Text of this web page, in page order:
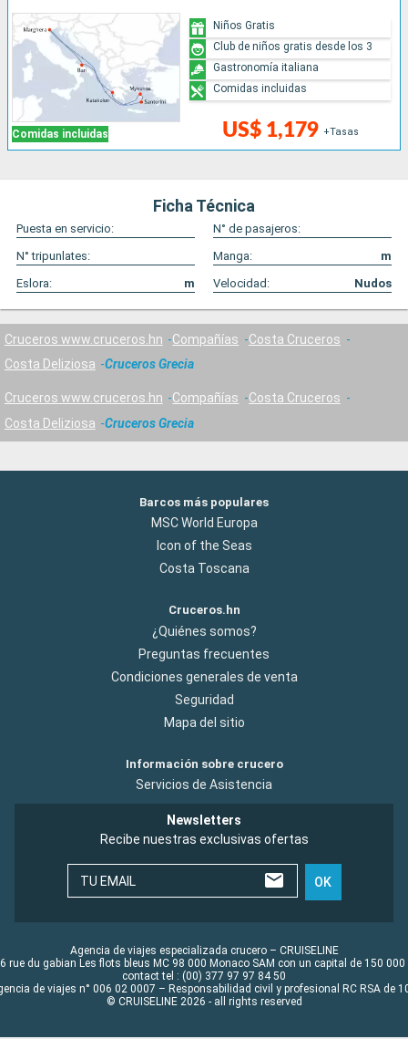
Comidas incluidas US$ 1,179 +Tasas
Niños Gratis
Club de niños gratis desde los 3
Gastronomía italiana
Comidas incluidas
Ficha Técnica
Puesta en servicio:
N° de pasajeros:
N° tripunlates:
Manga:
m
Eslora:
m Velocidad: Nudos
Cruceros www.cruceros.hn Compañías
Costa Cruceros
Costa Deliziosa
Cruceros Grecia
Cruceros www.cruceros.hn Compañías
Costa Cruceros
Costa Deliziosa
Cruceros Grecia
Barcos más populares
MSC World Europa
Icon of the Seas
Costa Toscana
Cruceros.hn
¿Quiénes somos?
Preguntas frecuentes
Condiciones generales de venta
Seguridad
Mapa del sitio
Información sobre crucero
Servicios de Asistencia
Newsletters
Recibe nuestras exclusivas ofertas
TU EMAIL OK
Agencia de viajes especializada crucero – CRUISELINE
rue du gabian Les flots bleus MC 98 000 Monaco SAM con un capital de 150 000
contact tel : (00) 377 97 97 84 50
de viajes n° 006 02 0007 – Responsabilidad civil y profesional RC RSA de
© CRUISELINE 2026 - all rights reserved